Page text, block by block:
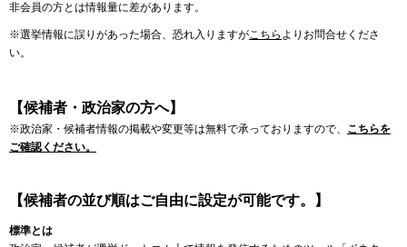
非会員の方とは情報量に差があります。
※選挙情報に誤りがあった場合、恐れ入りますがこちら よりお問合せくださ
い。
【候補者・政治家の方へ】
※政治家・候補者情報の掲載や変更等は無料で承っておりますので、 こちらを
ご確認ください。
【候補者の並び順はご自由に設定が可能です。】
標準とは